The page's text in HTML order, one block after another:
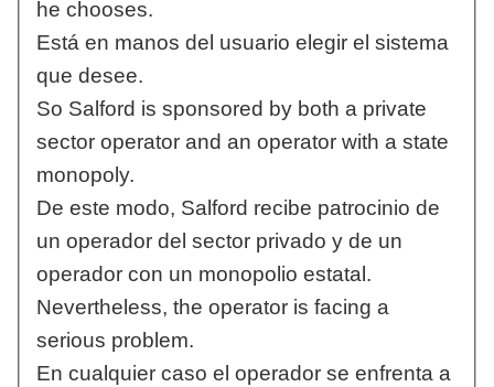
he chooses.
Está en manos del usuario elegir el sistema
que desee.
So Salford is sponsored by both a private
sector operator and an operator with a state
monopoly.
De este modo, Salford recibe patrocinio de
un operador del sector privado y de un
operador con un monopolio estatal.
Nevertheless, the operator is facing a
serious problem.
En cualquier caso el operador se enfrenta a